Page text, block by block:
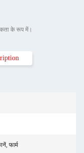
के रूप में।
फार्म